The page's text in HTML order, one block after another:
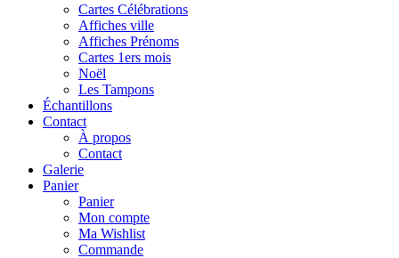
Cartes Célébrations
Affiches ville
Affiches Prénoms
Cartes 1ers mois
Noël
Les Tampons
Échantillons
Contact
À propos
Contact
Galerie
Panier
Panier
Mon compte
Ma Wishlist
Commande